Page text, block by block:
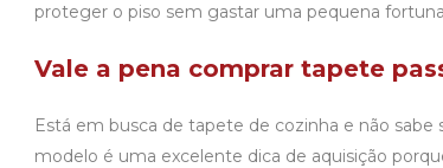
proteger o piso sem gastar uma pequena
Vale a pena comprar tapete
Está em busca de tapete de cozinha e não sabe
modelo é uma excelente dica de aquisição